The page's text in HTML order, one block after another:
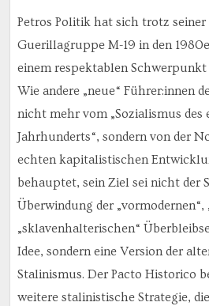
Petros Politik hat sich trotz
Guerillagruppe M-19 in den
einem respektablen
Wie andere „neue“ Führer:innen
nicht mehr vom „Sozialismus des
Jahrhunderts“, sondern von der
echten kapitalistischen
behauptet, sein Ziel sei nicht der
Überwindung der „vormodernen“,
„sklavenhalterischen“
Idee, sondern eine Version der
Stalinismus. Der Pacto Historico
weitere stalinistische Strategie,